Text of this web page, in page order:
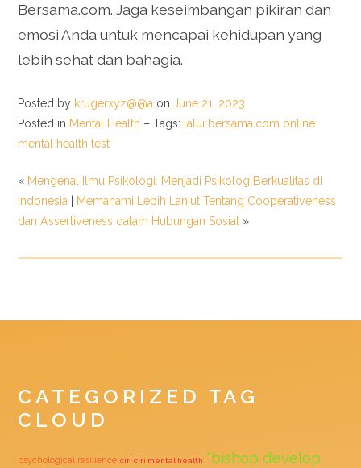
Bersama.com. Jaga keseimbangan pikiran dan
emosi Anda untuk mencapai kehidupan yang
lebih sehat dan bahagia.
Posted by krugerxyz@@a on June 21, 2023
Posted in Mental Health – Tags: lalui bersama.com online
mental health test
« Mengenal Ilmu Psikologi: Menjadi Psikolog Berkualitas di
Indonesia
Memahami Lebih Lanjut Tentang Cooperativeness
dan Assertiveness dalam Hubungan Sosial
»
CATEGORIZED TAG
CLOUD
psychological resilience ciri ciri mental health "bishop develop